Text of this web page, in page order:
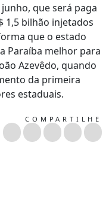
que será paga
1,5 bilhão injetados
que o estado
Paraíba melhor para
Azevêdo, quando
da primeira
estaduais.
COMPARTILHE